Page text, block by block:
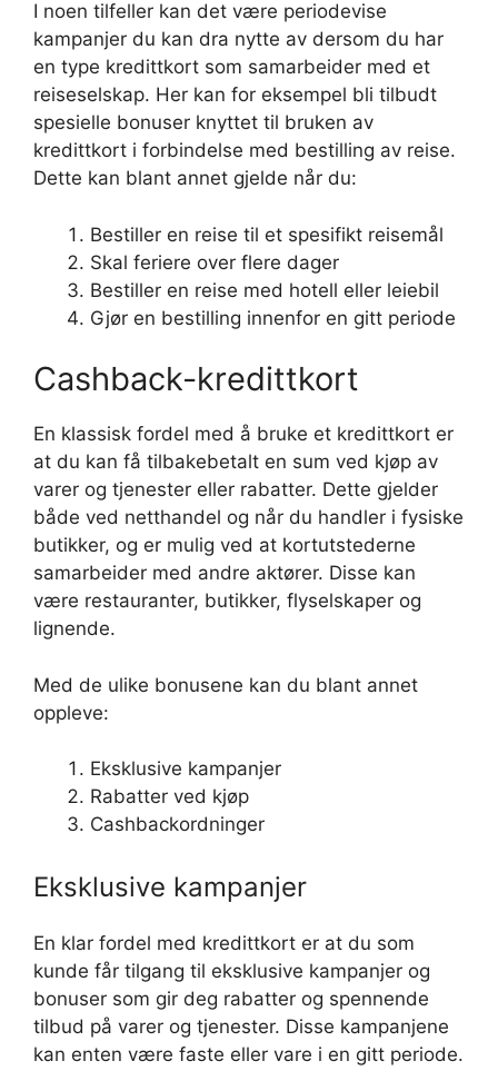
I noen tilfeller kan det være periodevise
kampanjer du kan dra nytte av dersom du har
en type kredittkort som samarbeider med et
reiseselskap. Her kan for eksempel bli tilbudt
spesielle bonuser knyttet til bruken av
kredittkort i forbindelse med bestilling av reise.
Dette kan blant annet gjelde når du:
Bestiller en reise til et spesifikt reisemål
Skal feriere over flere dager
Bestiller en reise med hotell eller leiebil
Gjør en bestilling innenfor en gitt periode
Cashback-kredittkort
En klassisk fordel med å bruke et kredittkort er
at du kan få tilbakebetalt en sum ved kjøp av
varer og tjenester eller rabatter. Dette gjelder
både ved netthandel og når du handler i fysiske
butikker, og er mulig ved at kortutstederne
samarbeider med andre aktører. Disse kan
være restauranter, butikker, flyselskaper og
lignende.
Med de ulike bonusene kan du blant annet
oppleve:
Eksklusive kampanjer
Rabatter ved kjøp
Cashbackordninger
Eksklusive kampanjer
En klar fordel med kredittkort er at du som
kunde får tilgang til eksklusive kampanjer og
bonuser som gir deg rabatter og spennende
tilbud på varer og tjenester. Disse kampanjene
kan enten være faste eller vare i en gitt periode.